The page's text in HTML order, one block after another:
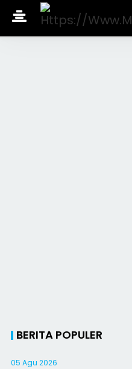
BERITA POPULER
05 Agu 2026